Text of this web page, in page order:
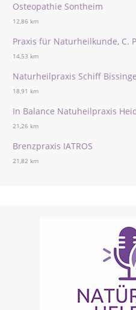
Osteopathie Sontheim
12,86 km
Praxis für Naturheilkunde, C.
14,53 km
Naturheilpraxis Schiff
18,91 km
In Balance Natuheilpraxis
21,26 km
Brenzpraxis IATROS
21,82 km